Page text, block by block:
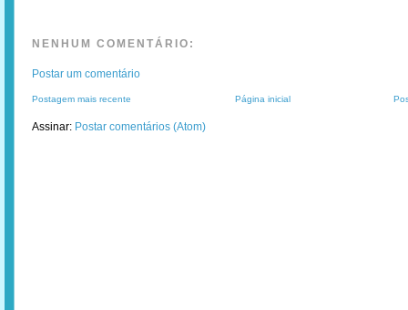
NENHUM COMENTÁRIO:
Postar um comentário
Postagem mais recente Página inicial
Assinar: Postar comentários (Atom)